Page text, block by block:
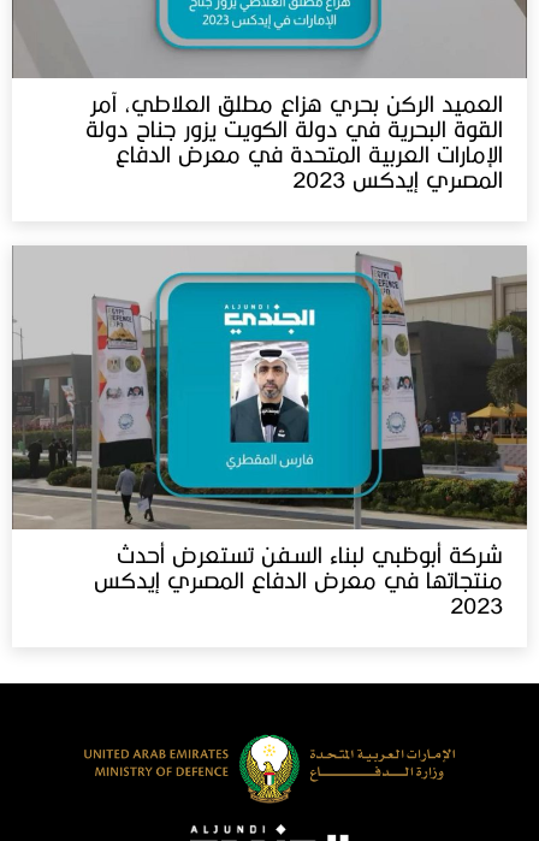
العميد الركن بحري هزاع مطلق العلاطي، آمر
القوة البحرية في دولة الكويت يزور جناح دولة
الإمارات العربية المتحدة في معرض الدفاع
المصري إيدكس 2023
شركة أبوظبي لبناء السفن تستعرض أحدث
منتجاتها في معرض الدفاع المصري إيدكس‬⁩
2023